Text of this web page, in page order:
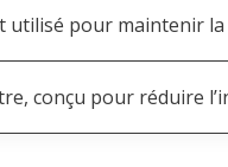
utilisé pour maintenir
conçu pour réduire